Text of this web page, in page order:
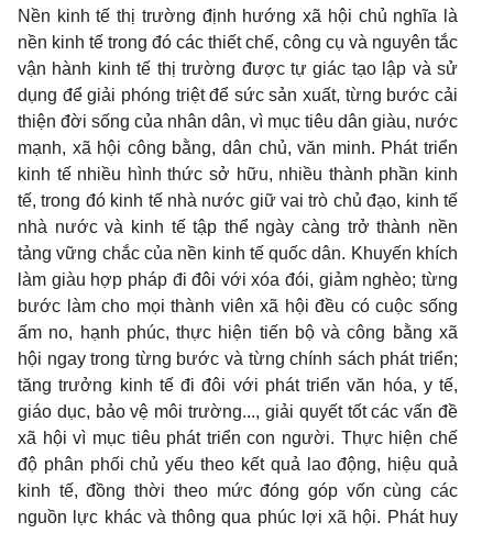
Nền kinh tế thị trường định hướng xã hội chủ nghĩa là
nền kinh tế trong đó các thiết chế, công cụ và nguyên tắc
vận hành kinh tế thị trường được tự giác tạo lập và sử
dụng để giải phóng triệt để sức sản xuất, từng bước cải
thiện đời sống của nhân dân, vì mục tiêu dân giàu, nước
mạnh, xã hội công bằng, dân chủ, văn minh. Phát triển
kinh tế nhiều hình thức sở hữu, nhiều thành phần kinh
tế, trong đó kinh tế nhà nước giữ vai trò chủ đạo, kinh tế
nhà nước và kinh tế tập thể ngày càng trở thành nền
tảng vững chắc của nền kinh tế quốc dân. Khuyến khích
làm giàu hợp pháp đi đôi với xóa đói, giảm nghèo; từng
bước làm cho mọi thành viên xã hội đều có cuộc sống
ấm no, hạnh phúc, thực hiện tiến bộ và công bằng xã
hội ngay trong từng bước và từng chính sách phát triển;
tăng trưởng kinh tế đi đôi với phát triển văn hóa, y tế,
giáo dục, bảo vệ môi trường..., giải quyết tốt các vấn đề
xã hội vì mục tiêu phát triển con người. Thực hiện chế
độ phân phối chủ yếu theo kết quả lao động, hiệu quả
kinh tế, đồng thời theo mức đóng góp vốn cùng các
nguồn lực khác và thông qua phúc lợi xã hội. Phát huy